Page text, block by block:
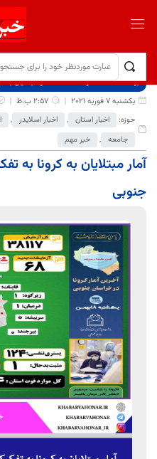
برگ نخست نوشته‌ها
آمار مبتلایان
یکشنبه 7 فوریه 2021
2:57 ب.ظ
حوزه:
اخبار استان , اخبار اسلایدر ,
جامعه , خبر مهم
آمار مبتلایان به کرونا
جنوبی